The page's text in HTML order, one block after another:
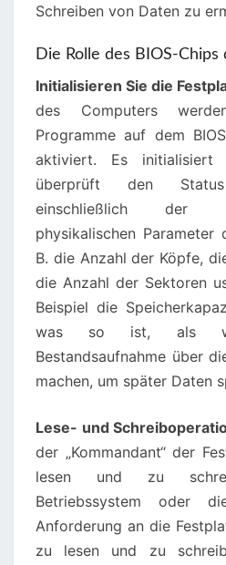
Schreiben von Daten zu
Die Rolle des BIOS-Chips
Initialisieren Sie die
des Computers
Programme auf dem
aktiviert. Es initialisiert
überprüft den
einschließlich der
physikalischen
B. die Anzahl der Köpfe,
die Anzahl der Sektoren
Beispiel die
was so ist, als
Bestandsaufnahme über
machen, um später Daten
Lese- und
der „Kommandant“ der
lesen und zu
Betriebssystem oder
Anforderung an die
zu lesen und zu